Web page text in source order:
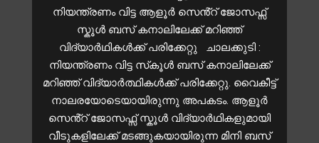
നിയന്ത്രണം വിട്ട ആളൂർ സെൻ്റ് ജോസഫ്സ്
സ്കൂൾ ബസ് കനാലിലേക്ക് മറിഞ്ഞ്
വിദ്യാർഥികൾക്ക് പരിക്കേറ്റു ചാലക്കുടി :
നിയന്ത്രണം വിട്ട സ്‌കൂൾ ബസ് കനാലിലേക്ക്
മറിഞ്ഞ് വിദ്യാർത്ഥികൾക്ക് പരിക്കേറ്റു. വൈകീട്ട്
നാലരയോടെയായിരുന്നു അപകടം. ആളൂർ
സെൻ്റ് ജോസഫ്സ് സ്കൂൾ വിദ്യാർഥികളുമായി
വീടുകളിലേക്ക് മടങ്ങുകയായിരുന്ന മിനി ബസ്